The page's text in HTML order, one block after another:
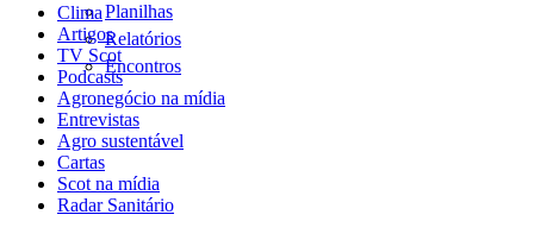
Planilhas
Relatórios
Encontros
Clima
Artigos
TV Scot
Podcasts
Agronegócio na mídia
Entrevistas
Agro sustentável
Cartas
Scot na mídia
Radar Sanitário